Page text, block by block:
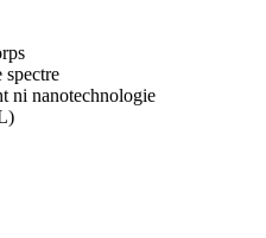
ni nanotechnologie